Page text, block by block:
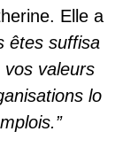
Elle a
êtes suffisa
valeurs
lo